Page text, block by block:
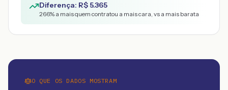
Diferença: R$5.365
266% a mais quem contratou a mais cara, vs a mais barata
O QUE OS DADOS MOSTRAM